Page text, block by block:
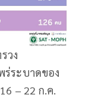
วง
ร่ระบาดของ
– 22 ก.ค.